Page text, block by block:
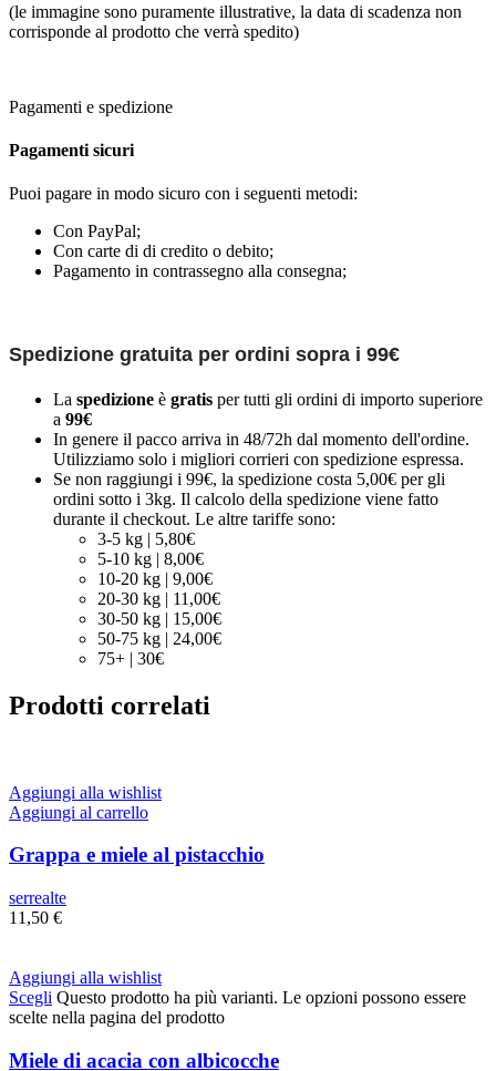
(le immagine sono puramente illustrative, la data di scadenza non
corrisponde al prodotto che verrà spedito)
Pagamenti e spedizione
Pagamenti sicuri
Puoi pagare in modo sicuro con i seguenti metodi:
Con PayPal;
Con carte di di credito o debito;
Pagamento in contrassegno alla consegna;
Spedizione gratuita per ordini sopra i 99€
La spedizione è gratis per tutti gli ordini di importo superiore
a 99€
In genere il pacco arriva in 48/72h dal momento dell'ordine.
Utilizziamo solo i migliori corrieri con spedizione espressa.
Se non raggiungi i 99€, la spedizione costa 5,00€ per gli
ordini sotto i 3kg. Il calcolo della spedizione viene fatto
durante il checkout. Le altre tariffe sono:
3-5 kg | 5,80€
5-10 kg | 8,00€
10-20 kg | 9,00€
20-30 kg | 11,00€
30-50 kg | 15,00€
50-75 kg | 24,00€
75+ | 30€
Prodotti correlati
Aggiungi alla wishlist
Aggiungi al carrello
Grappa e miele al pistacchio
serrealte
11,50 €
Aggiungi alla wishlist
Scegli Questo prodotto ha più varianti. Le opzioni possono essere
scelte nella pagina del prodotto
Miele di acacia con albicocche